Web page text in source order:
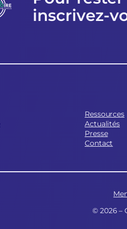
inscrivez-
Ressources
Actualités
Presse
Contact
© 2026 –